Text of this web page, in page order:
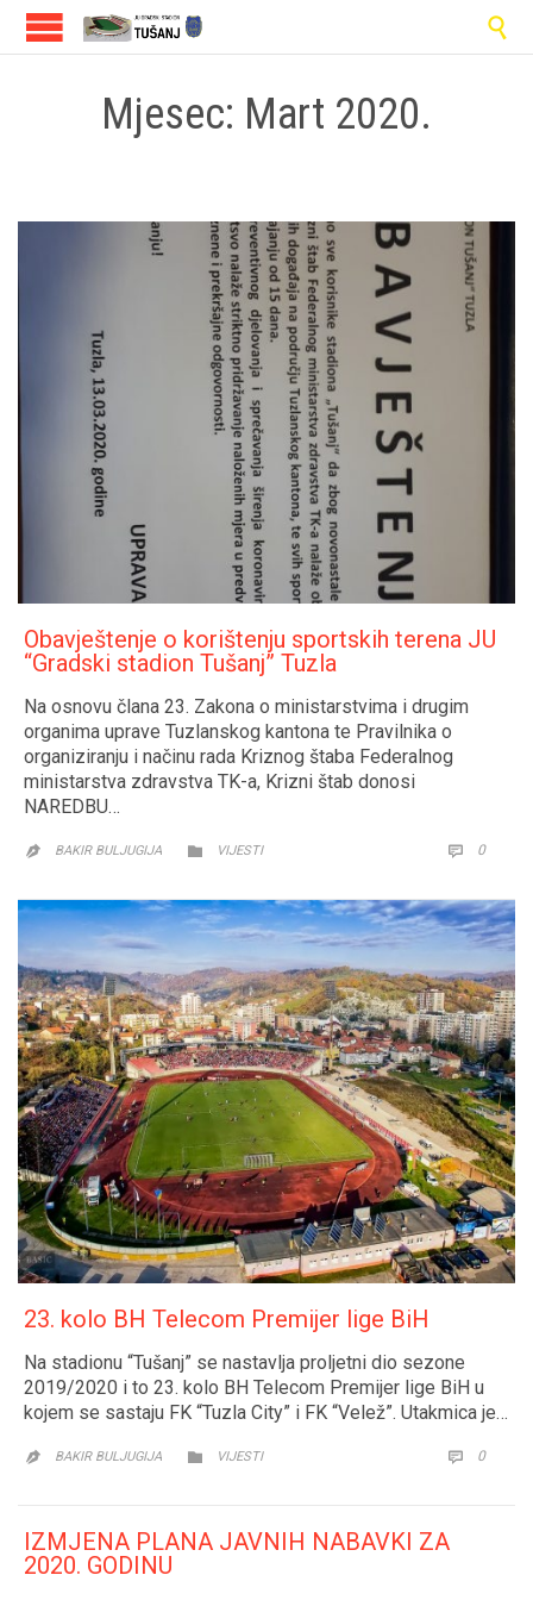

Mjesec: Mart 2020.
Obavještenje o korištenju sportskih terena JU
“Gradski stadion Tušanj” Tuzla
Na osnovu člana 23. Zakona o ministarstvima i drugim
organima uprave Tuzlanskog kantona te Pravilnika o
organiziranju i načinu rada Kriznog štaba Federalnog
ministarstva zdravstva TK-a, Krizni štab donosi
NAREDBU…
 BAKIR BULJUGIJA  CATEGORY
VIJESTI  0
23. kolo BH Telecom Premijer lige BiH
Na stadionu “Tušanj” se nastavlja proljetni dio sezone
2019/2020 i to 23. kolo BH Telecom Premijer lige BiH u
kojem se sastaju FK “Tuzla City” i FK “Velež”. Utakmica je…
 BAKIR BULJUGIJA  CATEGORY
VIJESTI  0
IZMJENA PLANA JAVNIH NABAVKI ZA
2020. GODINU